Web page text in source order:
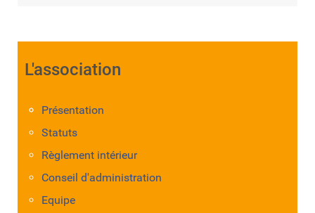
L'association
Présentation
Statuts
Règlement intérieur
Conseil d'administration
Equipe